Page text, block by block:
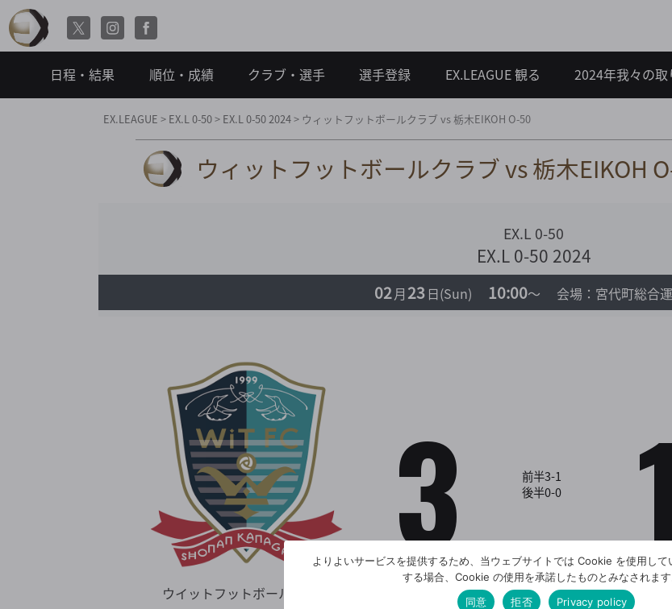
日程・結果 順位・成績 クラブ・選手 選手登録 EX.LEAGUE 観る 2024年我々の取
EX.LEAGUE > EX.L 0-50> EX.L 0-50 2024> ウィットフットボールクラブ vs 栃木EIKOH O-50
ウィットフットボールクラブ vs 栃木EIKOH
EX.L 0-50
EX.L 0-50 2024
02月 23 日(Sun) 10:00～ 会場：宮代町総合
ウイットフットボールクラブ
3
前半3-1
後半0-0
よりよいサービスを提供するため、当ウェブサイトでは Cookie を使用して
する場合、Cookie の使用を承諾したものとみなされます
同意
拒否 Privacy policy